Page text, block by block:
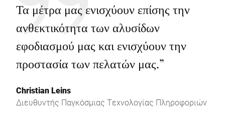
Τα μέτρα μας ενισχύουν επίσης την
ανθεκτικότητα των αλυσίδων
εφοδιασμού μας και ενισχύουν την
προστασία των πελατών μας.”
Christian Leins
Διευθυντής Παγκόσμιας Τεχνολογίας Πληροφοριών